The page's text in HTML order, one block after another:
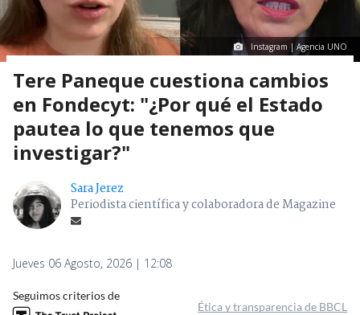
Instagram | Agencia UNO
Tere Paneque cuestiona cambios
en Fondecyt: "¿Por qué el Estado
pautea lo que tenemos que
investigar?"
Sara Jerez
Periodista científica y colaboradora de Magazine
Jueves 06 Agosto, 2026 | 12:08
Seguimos criterios de
Ética y transparencia de BBCL